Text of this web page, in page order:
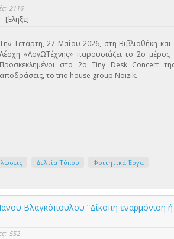
2116
[Έληξε]
Την Τετάρτη, 27 Μαΐου 2026, στη Βιβλιοθήκη
Λέσχη «ΛογΩΤέχνης» παρουσιάζει το 2ο
Προσκεκλημένοι στο 2ο Tiny Desk Concert
αποδράσεις, το trio house group Noizik.
Δελτία Τύπου
Φοιτητικά Έργα
Βλαγκόπουλου “Δίκοπη εναρμόνιση
552